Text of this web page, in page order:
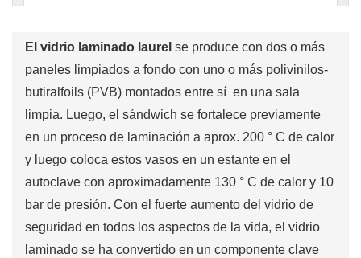
El vidrio laminado laurel se produce con dos o más
paneles limpiados a fondo con uno o más polivinilos-
butiralfoils (PVB) montados entre sí en una sala
limpia. Luego, el sándwich se fortalece previamente
en un proceso de laminación a aprox. 200 ° C de calor
y luego coloca estos vasos en un estante en el
autoclave con aproximadamente 130 ° C de calor y 10
bar de presión. Con el fuerte aumento del vidrio de
seguridad en todos los aspectos de la vida, el vidrio
laminado se ha convertido en un componente clave